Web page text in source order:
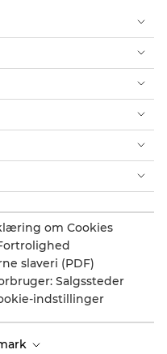
om Cookies
slaveri (PDF)
Salgssteder
indstillinger